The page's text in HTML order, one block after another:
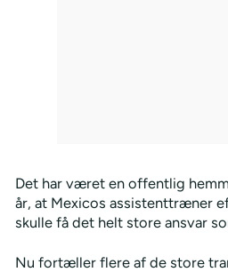
Det har været en offentlig
år, at Mexicos assistenttræner
skulle få det helt store ansvar
Nu fortæller flere af de store